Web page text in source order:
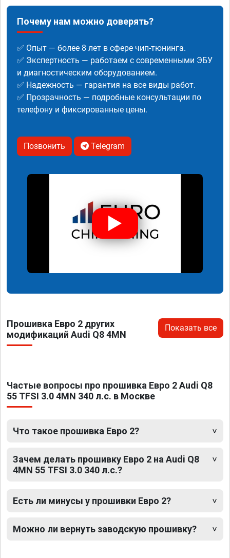
Почему нам можно доверять?
✅ Опыт — более 8 лет в сфере чип-тюнинга.
✅ Экспертность — работаем с современными ЭБУ
и диагностическим оборудованием.
✅ Надежность — гарантия на все виды работ.
✅ Прозрачность — подробные консультации по
телефону и фиксированные цены.
Позвонить Telegram
Прошивка Евро 2 других
модификаций Audi Q8 4MN
Показать все
Частые вопросы про прошивка Евро 2 Audi Q8
55 TFSI 3.0 4MN 340 л.с. в Москве
Что такое прошивка Евро 2?
Зачем делать прошивку Евро 2 на Audi Q8
4MN 55 TFSI 3.0 340 л.с.?
Есть ли минусы у прошивки Евро 2?
Можно ли вернуть заводскую прошивку?